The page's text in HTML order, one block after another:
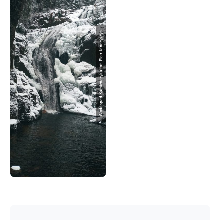
Wodospad Kamieńczyka fot. Piotr Janczyszyn